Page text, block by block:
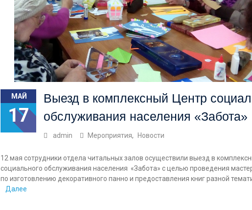
МАЙ
17
Выезд в комплексный Центр
обслуживания населения «Забота»
admin Мероприятия, Новости
12 мая сотрудники отдела читальных залов осуществили выезд в
социального обслуживания населения «Забота» с целью проведения
по изготовлению декоративного панно и предоставления книг разной
Далее